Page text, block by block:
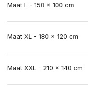
Maat L - 150 x 100 cm
Maat XL - 180 x 120 cm
Maat XXL - 210 x 140 cm